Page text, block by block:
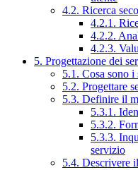
4.2. Ricerca
4.2.1.
4.2.2.
4.2.3.
5. Progettazione dei
5.1. Cosa sono
5.2. Progettare
5.3. Definire il
5.3.1.
5.3.2.
5.3.3.
servizio
5.4. Descrivere